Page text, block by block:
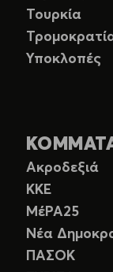
Τουρκία
Υποκλοπές
Ακροδεξιά
ΚΚΕ
ΜέΡΑ25
Νέα
ΠΑΣΟΚ